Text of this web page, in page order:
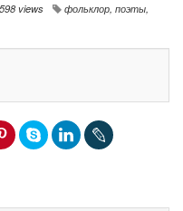
views фольклор, поэты,